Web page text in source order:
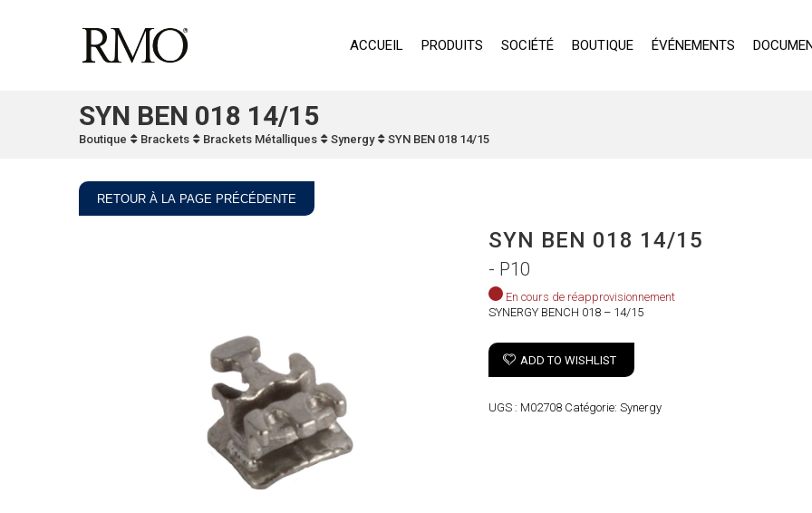
ACCUEIL PRODUITS SOCIÉTÉ BOUTIQUE ÉVÉNEMENTS
SYN BEN 018 14/15
Boutique Brackets Brackets Métalliques Synergy SYN BEN 018 14/15
RETOUR À LA PAGE PRÉCÉDENTE
SYN BEN 018 14/15
- P10
En cours de réapprovisionnement
SYNERGY BENCH 018 – 14/15
ADD TO WISHLIST
UGS : M02708 Catégorie:Synergy